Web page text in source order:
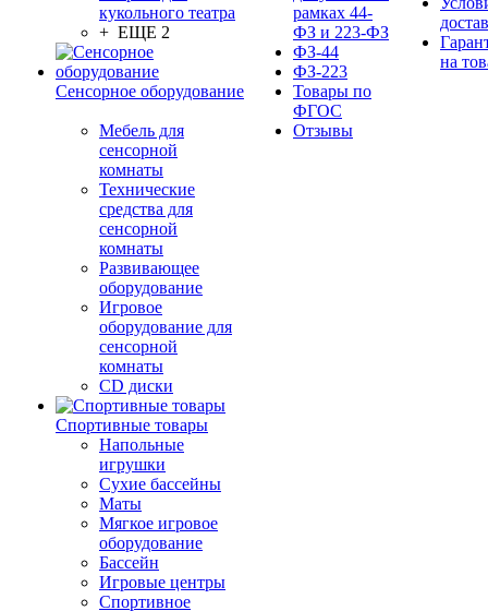
кукольного театра
+ ЕЩЕ 2
Сенсорное оборудование
Мебель для
сенсорной
комнаты
Технические
средства для
сенсорной
комнаты
Развивающее
оборудование
Игровое
оборудование для
сенсорной
комнаты
CD диски
Спортивные товары
Напольные
игрушки
Сухие бассейны
Маты
Мягкое игровое
оборудование
Бассейн
Игровые центры
Спортивное
рамках 44-
ФЗ и 223-ФЗ
ФЗ-44
ФЗ-223
Товары по
ФГОС
Отзывы
на